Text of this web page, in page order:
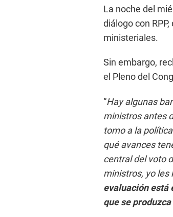
La noche del
diálogo con
ministeriales.
Sin embargo,
el Pleno del
“Hay algunas
ministros antes
torno a la
qué avances
central del voto
ministros, yo les
evaluación está
que se